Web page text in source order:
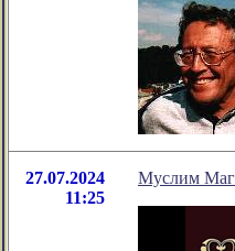
27.07.2024
11:25
Муслим